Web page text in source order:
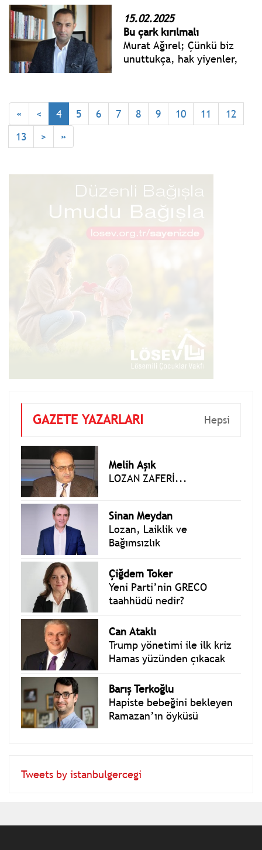
toplumsal dinamikleriyle
bağdaşmayan, bölücülük
eğilimi taşıyan, laik
Cumhuriyet anayasasını
hedef alan söylemleri
15.02.2025
Bu çark kırılmalı
Murat Ağırel; Çünkü biz
unuttukça, hak yiyenler,
zenginleşenler
güçleniyorlar. Bu çarkı artık
kırmalıyız.
« < 4 5 6 7 8 9 10 11
12
13
> »
Melih Aşık
Sinan Meydan
Lozan, Laiklik ve
Çiğdem Toker
Yeni Parti’nin GRECO
Can Ataklı
Trump yönetimi ile ilk kriz
Barış Terkoğlu
Hapiste bebeğini bekleyen